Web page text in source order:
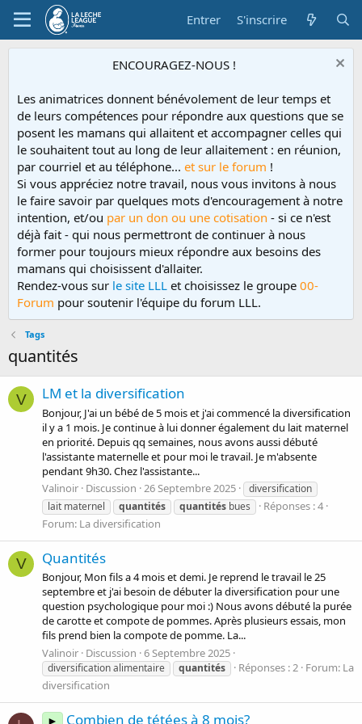
Entrer S'inscrire
ENCOURAGEZ-NOUS !
Les animatrices donnent bénévolement de leur temps et
de leurs compétences pour répondre aux questions que se
posent les mamans qui allaitent et accompagner celles qui
le souhaitent tout au long de leur allaitement : en réunion,
par courriel et au téléphone... et sur le forum !
Si vous appréciez notre travail, nous vous invitons à nous
le faire savoir par quelques mots d'encouragement à notre
intention, et/ou par un don ou une cotisation - si ce n'est
déjà fait - qui nous permettront de continuer à nous
former pour toujours mieux répondre aux besoins des
mamans qui choisissent d'allaiter.
Rendez-vous sur le site LLL et choisissez le groupe 00-
Forum pour soutenir l'équipe du forum LLL.
Tags
quantités
V LM et la diversification
Bonjour, J'ai un bébé de 5 mois et j'ai commencé la diversification
il y a 1 mois. Je continue à lui donner également du lait maternel
en priorité. Depuis qq semaines, nous avons aussi débuté
l'assistante maternelle et pour moi le travail. Je m'absente
pendant 9h30. Chez l'assistante...
Valinoir Discussion 26 Septembre 2025
diversification
lait maternel
quantités quantités bues
Réponses : 4
Forum: La diversification
V Quantités
Bonjour, Mon fils a 4 mois et demi. Je reprend le travail le 25
septembre et j'ai besoin de débuter la diversification pour une
question psychologique pour moi :) Nous avons débuté la purée
de carotte et compote de pommes. Après plusieurs essais, mon
fils prend bien la compote de pomme. La...
Valinoir Discussion 6 Septembre 2025
diversification alimentaire quantités Réponses : 2 Forum: La
diversification
► Combien de tétées à 8 mois?